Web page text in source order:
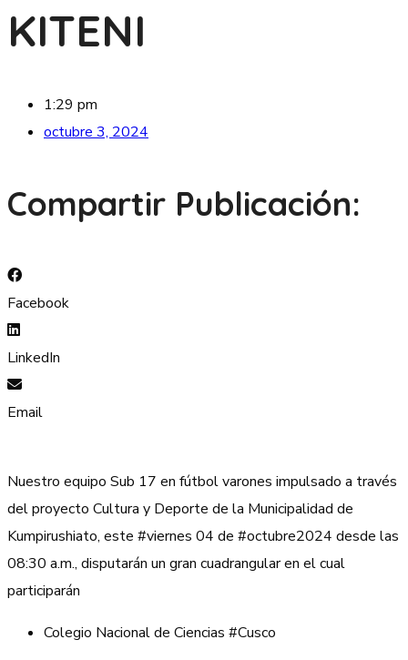
KITENI
1:29 pm
octubre 3, 2024
Compartir Publicación:
Facebook
LinkedIn
Email
Nuestro equipo Sub 17 en fútbol varones impulsado a través
del proyecto Cultura y Deporte de la Municipalidad de
Kumpirushiato, este #viernes 04 de #octubre2024 desde las
08:30 a.m., disputarán un gran cuadrangular en el cual
participarán
Colegio Nacional de Ciencias #Cusco